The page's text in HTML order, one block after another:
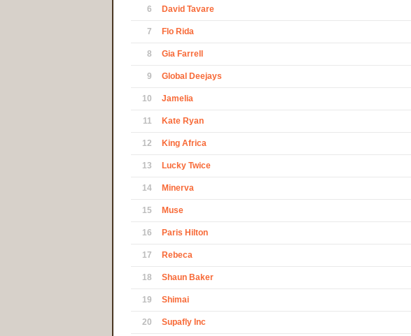
6 David Tavare
7 Flo Rida
8 Gia Farrell
9 Global Deejays
10 Jamelia
11 Kate Ryan
12 King Africa
13 Lucky Twice
14 Minerva
15 Muse
16 Paris Hilton
17 Rebeca
18 Shaun Baker
19 Shimai
20 Supafly Inc